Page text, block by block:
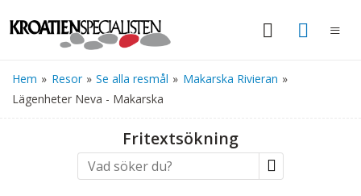
Hem » Resor » Se alla resmål » Makarska Rivieran »
Lägenheter Neva - Makarska
Fritextsökning